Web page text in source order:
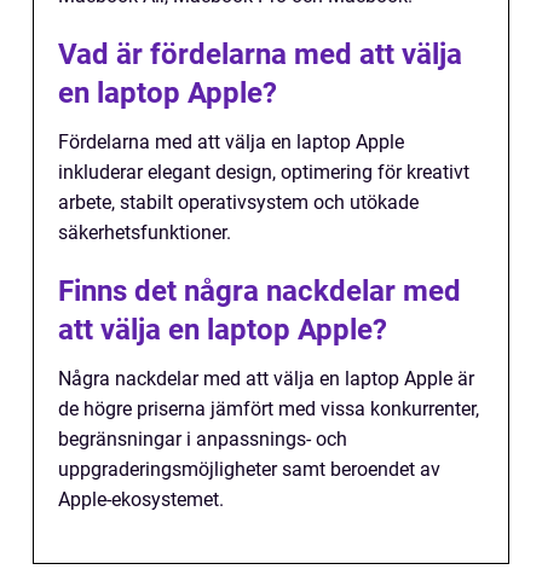
Vad är fördelarna med att välja
en laptop Apple?
Fördelarna med att välja en laptop Apple
inkluderar elegant design, optimering för kreativt
arbete, stabilt operativsystem och utökade
säkerhetsfunktioner.
Finns det några nackdelar med
att välja en laptop Apple?
Några nackdelar med att välja en laptop Apple är
de högre priserna jämfört med vissa konkurrenter,
begränsningar i anpassnings- och
uppgraderingsmöjligheter samt beroendet av
Apple-ekosystemet.